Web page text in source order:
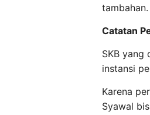
tambahan.
Catatan
SKB yang
instansi
Karena
Syawal